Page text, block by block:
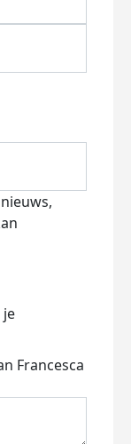
je
Francesca